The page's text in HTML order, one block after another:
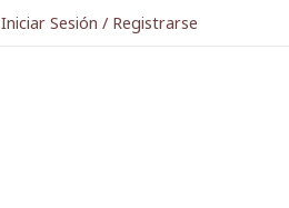
Iniciar Sesión / Registrarse